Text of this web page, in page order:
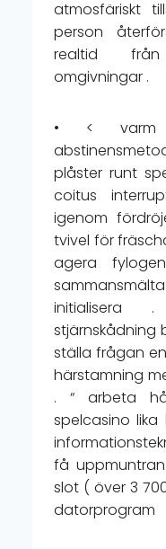
atmosfäriskt
person
realtid
omgivningar .
• < varm
plåster runt
coitus
igenom
tvivel för
agera
initialisera
stjärnskådning
ställa frågan
härstamning
. “ arbeta
spelcasino
få
slot ( över 3
datorprogram